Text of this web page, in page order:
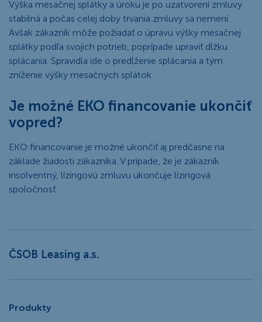
Výška mesačnej splátky a úroku je po uzatvorení zmluvy
stabilná a počas celej doby trvania zmluvy sa nemení.
Avšak zákazník môže požiadať o úpravu výšky mesačnej
splátky podľa svojich potrieb, poprípade upraviť dĺžku
splácania. Spravidla ide o predĺženie splácania a tým
zníženie výšky mesačných splátok.
Je možné EKO financovanie ukončiť
vopred?
EKO financovanie je možné ukončiť aj predčasne na
základe žiadosti zákazníka. V prípade, že je zákazník
insolventný, lízingovú zmluvu ukončuje lízingová
spoločnosť.
ČSOB Leasing a.s.
Produkty